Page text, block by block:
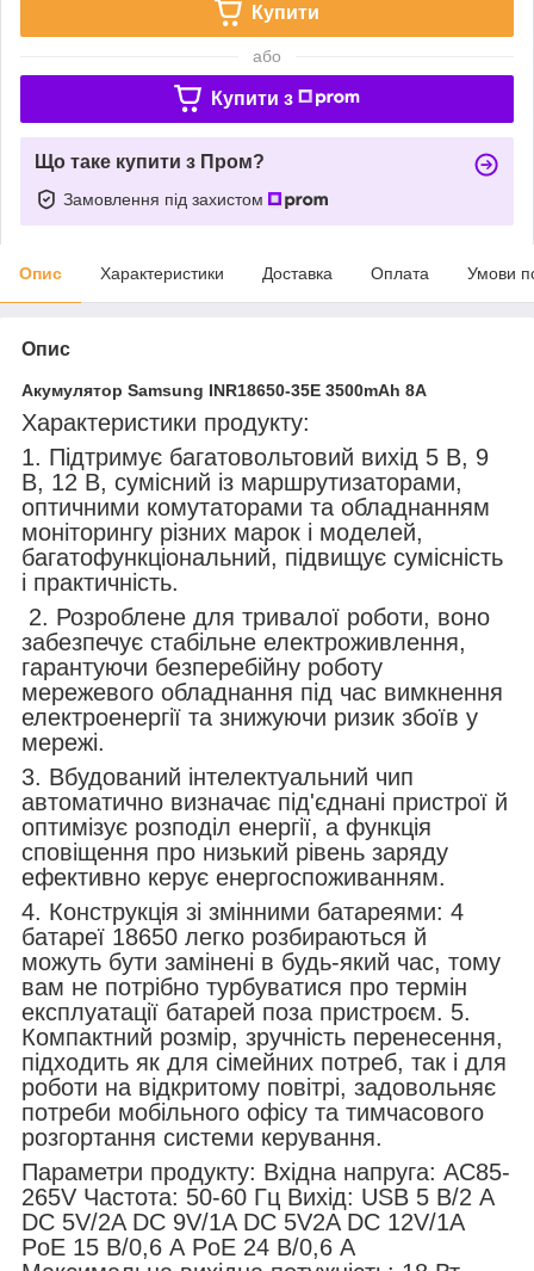
Купити
або
Купити з
Що таке купити з Пром?
Замовлення під захистом
Опис Характеристики Доставка Оплата Умови
Опис
Акумулятор Samsung INR18650-35E 3500mAh 8A
Характеристики продукту:
1. Підтримує багатовольтовий вихід 5 В, 9
В, 12 В, сумісний із маршрутизаторами,
оптичними комутаторами та обладнанням
моніторингу різних марок і моделей,
багатофункціональний, підвищує сумісність
і практичність.
2. Розроблене для тривалої роботи, воно
забезпечує стабільне електроживлення,
гарантуючи безперебійну роботу
мережевого обладнання під час вимкнення
електроенергії та знижуючи ризик збоїв у
мережі.
3. Вбудований інтелектуальний чип
автоматично визначає під'єднані пристрої й
оптимізує розподіл енергії, а функція
сповіщення про низький рівень заряду
ефективно керує енергоспоживанням.
4. Конструкція зі змінними батареями: 4
батареї 18650 легко розбираються й
можуть бути замінені в будь-який час, тому
вам не потрібно турбуватися про термін
експлуатації батарей поза пристроєм. 5.
Компактний розмір, зручність перенесення,
підходить як для сімейних потреб, так і для
роботи на відкритому повітрі, задовольняє
потреби мобільного офісу та тимчасового
розгортання системи керування.
Параметри продукту: Вхідна напруга: AC85-
265V Частота: 50-60 Гц Вихід: USB 5 В/2 А
DC 5V/2A DC 9V/1A DC 5V2A DC 12V/1A
PoE 15 В/0,6 А PoE 24 В/0,6 А